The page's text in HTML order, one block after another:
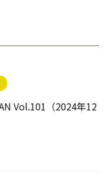
Vol.101（2024年12